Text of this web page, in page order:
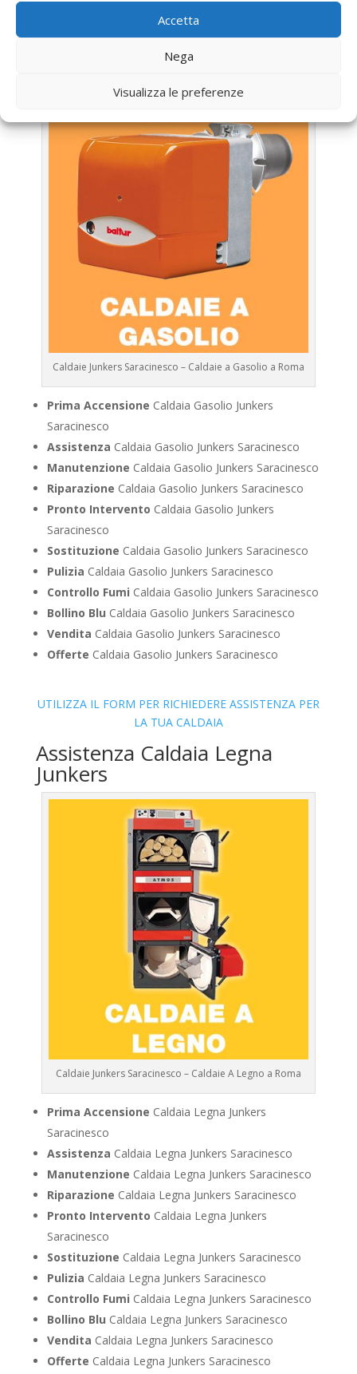
Accetta
Nega
Visualizza le preferenze
LA TUA CALDAIA
Assistenza Caldaia Gasolio
Caldaie Junkers Saracinesco – Caldaie a Gasolio a Roma
Prima Accensione Caldaia Gasolio Junkers
Saracinesco
Assistenza Caldaia Gasolio Junkers Saracinesco
Manutenzione Caldaia Gasolio Junkers Saracinesco
Riparazione Caldaia Gasolio Junkers Saracinesco
Pronto Intervento Caldaia Gasolio Junkers
Saracinesco
Sostituzione Caldaia Gasolio Junkers Saracinesco
Pulizia Caldaia Gasolio Junkers Saracinesco
Controllo Fumi Caldaia Gasolio Junkers Saracinesco
Bollino Blu Caldaia Gasolio Junkers Saracinesco
Vendita Caldaia Gasolio Junkers Saracinesco
Offerte Caldaia Gasolio Junkers Saracinesco
UTILIZZA IL FORM PER RICHIEDERE ASSISTENZA PER
LA TUA CALDAIA
Assistenza Caldaia Legna
Junkers
Caldaie Junkers Saracinesco – Caldaie A Legno a Roma
Prima Accensione Caldaia Legna Junkers
Saracinesco
Assistenza Caldaia Legna Junkers Saracinesco
Manutenzione Caldaia Legna Junkers Saracinesco
Riparazione Caldaia Legna Junkers Saracinesco
Pronto Intervento Caldaia Legna Junkers
Saracinesco
Sostituzione Caldaia Legna Junkers Saracinesco
Pulizia Caldaia Legna Junkers Saracinesco
Controllo Fumi Caldaia Legna Junkers Saracinesco
Bollino Blu Caldaia Legna Junkers Saracinesco
Vendita Caldaia Legna Junkers Saracinesco
Offerte Caldaia Legna Junkers Saracinesco